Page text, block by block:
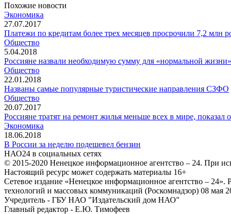
Похожие новости
Экономика
27.07.2017
Платежи по кредитам более трех месяцев просрочили 7,2 млн
Общество
5.04.2018
Россияне назвали необходимую сумму для «нормальной жизни»
Общество
22.01.2018
Названы самые популярные туристические направления СЗФО
Общество
20.07.2017
Россияне тратят на ремонт жилья меньше всех в мире, показал
Экономика
18.06.2018
В России за неделю подешевел бензин
НАО24 в социальных сетях
© 2015-2020 Ненецкое информационное агентство – 24. При
Настоящий ресурс может содержать материалы 16+
Сетевое издание «Ненецкое информационное агентство –
технологий и массовых коммуникаций (Роскомнадзор) 08 мая
Учредитель - ГБУ НАО "Издательский дом НАО"
Главный редактор - Е.Ю. Тимофеев